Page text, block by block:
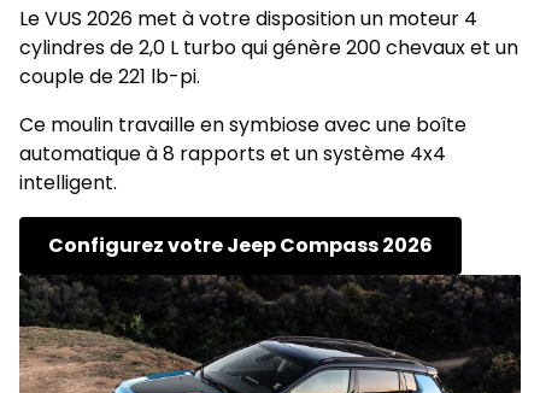
Le VUS 2026 met à votre disposition un moteur 4
cylindres de 2,0 L turbo qui génère 200 chevaux et un
couple de 221 lb-pi.
Ce moulin travaille en symbiose avec une boîte
automatique à 8 rapports et un système 4x4
intelligent.
Configurez votre Jeep Compass 2026